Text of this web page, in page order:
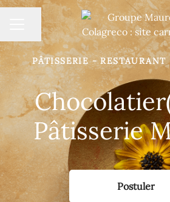
MENU CARRIÈRE
Partager la page
PÂTISSERIE - RESTAURANT
Pâtisserie
Postuler